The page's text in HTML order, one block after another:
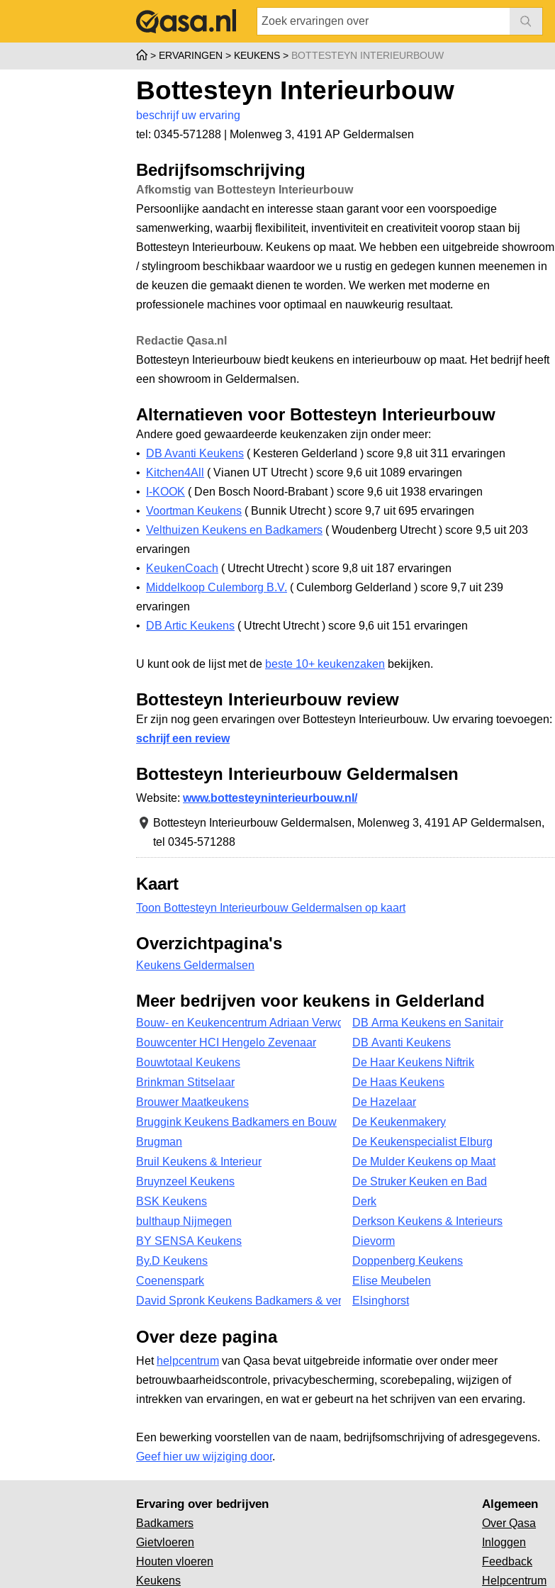
ERVARINGEN KEUKENS BOTTESTEYN INTERIEURBOUW
Bottesteyn Interieurbouw
beschrijf uw ervaring
tel: 0345-571288 |
Molenweg 3, 4191 AP Geldermalsen
Bedrijfsomschrijving
Afkomstig van Bottesteyn Interieurbouw
Persoonlijke aandacht en interesse staan garant voor een voorspoedige
samenwerking, waarbij flexibiliteit, inventiviteit en creativiteit voorop staan bij
Bottesteyn Interieurbouw. Keukens op maat. We hebben een uitgebreide showroom
/ stylingroom beschikbaar waardoor we u rustig en gedegen kunnen meenemen in
de keuzen die gemaakt dienen te worden. We werken met moderne en
professionele machines voor optimaal en nauwkeurig resultaat.
Redactie Qasa.nl
Bottesteyn Interieurbouw biedt keukens en interieurbouw op maat. Het bedrijf heeft
een showroom in Geldermalsen.
Alternatieven voor Bottesteyn Interieurbouw
Andere goed gewaardeerde keukenzaken zijn onder meer:
•
DB Avanti Keukens ( Kesteren Gelderland ) score 9,8 uit 311 ervaringen
•
Kitchen4All ( Vianen UT Utrecht) score 9,6 uit 1089 ervaringen
•
I-KOOK ( Den Bosch Noord-Brabant) score 9,6 uit 1938 ervaringen
• Voortman Keukens ( Bunnik Utrecht) score 9,7 uit 695 ervaringen
• Velthuizen Keukens en Badkamers ( Woudenberg Utrecht) score 9,5 uit 203
ervaringen
•
KeukenCoach ( Utrecht Utrecht) score 9,8 uit 187 ervaringen
•
Middelkoop Culemborg B.V. ( Culemborg Gelderland ) score 9,7 uit 239
ervaringen
•
DB Artic Keukens ( Utrecht Utrecht) score 9,6 uit 151 ervaringen
U kunt ook de lijst met de beste 10+ keukenzaken bekijken.
Bottesteyn Interieurbouw review
Er zijn nog geen ervaringen over Bottesteyn Interieurbouw. Uw ervaring toevoegen:
schrijf een review
Bottesteyn Interieurbouw Geldermalsen
Website: www.bottesteyninterieurbouw.nl/
Bottesteyn Interieurbouw Geldermalsen, Molenweg 3, 4191 AP Geldermalsen,
tel 0345-571288
Kaart
Toon Bottesteyn Interieurbouw Geldermalsen op kaart
Overzichtpagina's
Keukens Geldermalsen
Meer bedrijven voor keukens in Gelderland
Bouw- en Keukencentrum Adriaan Verwoert
Bouwcenter HCI Hengelo Zevenaar
Bouwtotaal Keukens
Brinkman Stitselaar
Brouwer Maatkeukens
Bruggink Keukens Badkamers en Bouw
Brugman
Bruil Keukens & Interieur
Bruynzeel Keukens
BSK Keukens
bulthaup Nijmegen
BY SENSA Keukens
By.D Keukens
Coenenspark
David Spronk Keukens Badkamers & verbouwingen
DB Arma Keukens en Sanitair
DB Avanti Keukens
De Haar Keukens Niftrik
De Haas Keukens
De Hazelaar
De Keukenmakery
De Keukenspecialist Elburg
De Mulder Keukens op Maat
De Struker Keuken en Bad
Derk
Derkson Keukens & Interieurs
Dievorm
Doppenberg Keukens
Elise Meubelen
Elsinghorst
Over deze pagina
Het helpcentrum van Qasa bevat uitgebreide informatie over onder meer
betrouwbaarheidscontrole, privacybescherming, scorebepaling, wijzigen of
intrekken van ervaringen, en wat er gebeurt na het schrijven van een ervaring.
Een bewerking voorstellen van de naam, bedrijfsomschrijving of adresgegevens.
Geef hier uw wijziging door.
Ervaring over bedrijven
Badkamers
Gietvloeren
Houten vloeren
Keukens
Algemeen
Over Qasa
Inloggen
Feedback
Helpcentrum